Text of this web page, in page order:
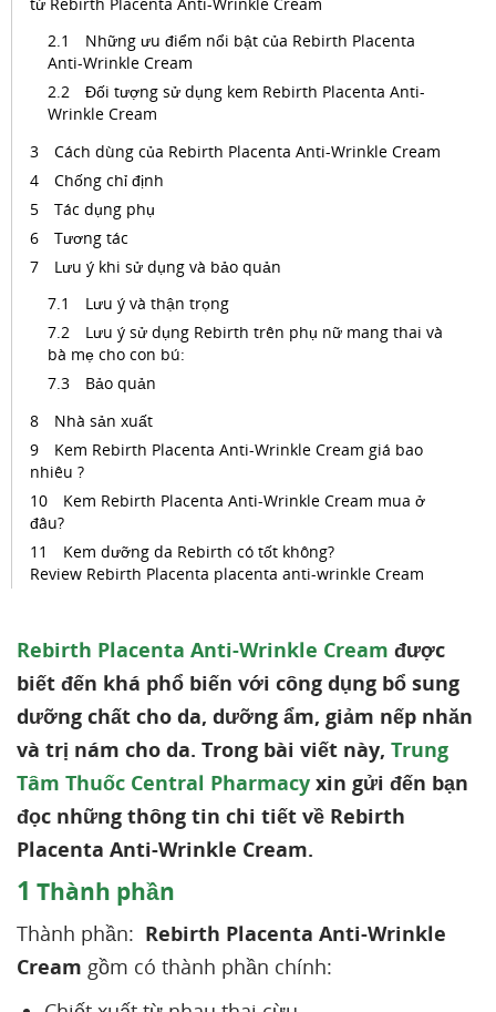
Những ưu điểm nổi bật của Rebirth Placenta
Anti-Wrinkle Cream
Đối tượng sử dụng kem Rebirth Placenta Anti-
Wrinkle Cream
Cách dùng của Rebirth Placenta Anti-Wrinkle Cream
Chống chỉ định
Tác dụng phụ
Tương tác
Lưu ý khi sử dụng và bảo quản
Lưu ý và thận trọng
Lưu ý sử dụng Rebirth trên phụ nữ mang thai và
bà mẹ cho con bú:
Bảo quản
Nhà sản xuất
Kem Rebirth Placenta Anti-Wrinkle Cream giá bao
nhiêu ?
Kem Rebirth Placenta Anti-Wrinkle Cream mua ở
đâu?
Kem dưỡng da Rebirth có tốt không?
Review Rebirth Placenta placenta anti-wrinkle Cream
Rebirth Placenta Anti-Wrinkle Cream được
biết đến khá phổ biến với công dụng bổ sung
dưỡng chất cho da, dưỡng ẩm, giảm nếp nhăn
và trị nám cho da. Trong bài viết này, Trung
Tâm Thuốc Central Pharmacy xin gửi đến bạn
đọc những thông tin chi tiết về Rebirth
Placenta Anti-Wrinkle Cream.
1 Thành phần
Thành phần: Rebirth Placenta Anti-Wrinkle
Cream gồm có thành phần chính: